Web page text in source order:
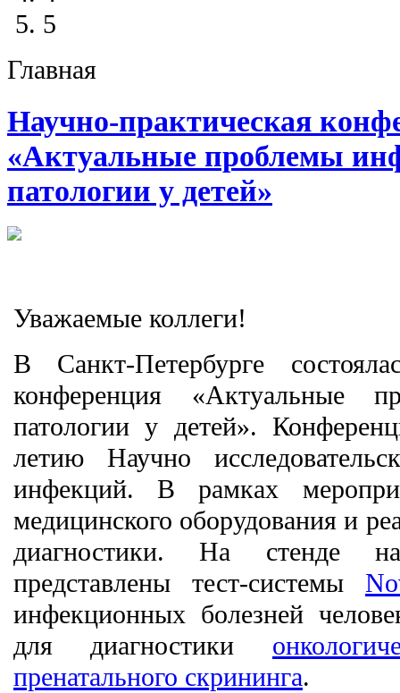
5
Главная
Научно-практическая
«Актуальные проблемы
патологии у детей»
Уважаемые коллеги!
В Санкт-Петербурге
конференция «Актуальные
патологии у детей».
летию Научно
инфекций. В рамках
медицинского оборудования и
диагностики. На стенде
представлены тест-системы
инфекционных болезней
для диагностики
пренатального скрининга.